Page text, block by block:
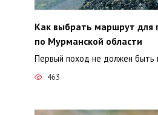
Как выбрать маршрут для
по Мурманской области
Первый поход не должен быть
463